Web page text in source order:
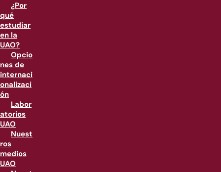
¿Por
qué
estudiar
en la
UAO?
Opcio
nes de
internaci
onalizaci
ón
Labor
atorios
UAO
Nuest
ros
medios
UAO